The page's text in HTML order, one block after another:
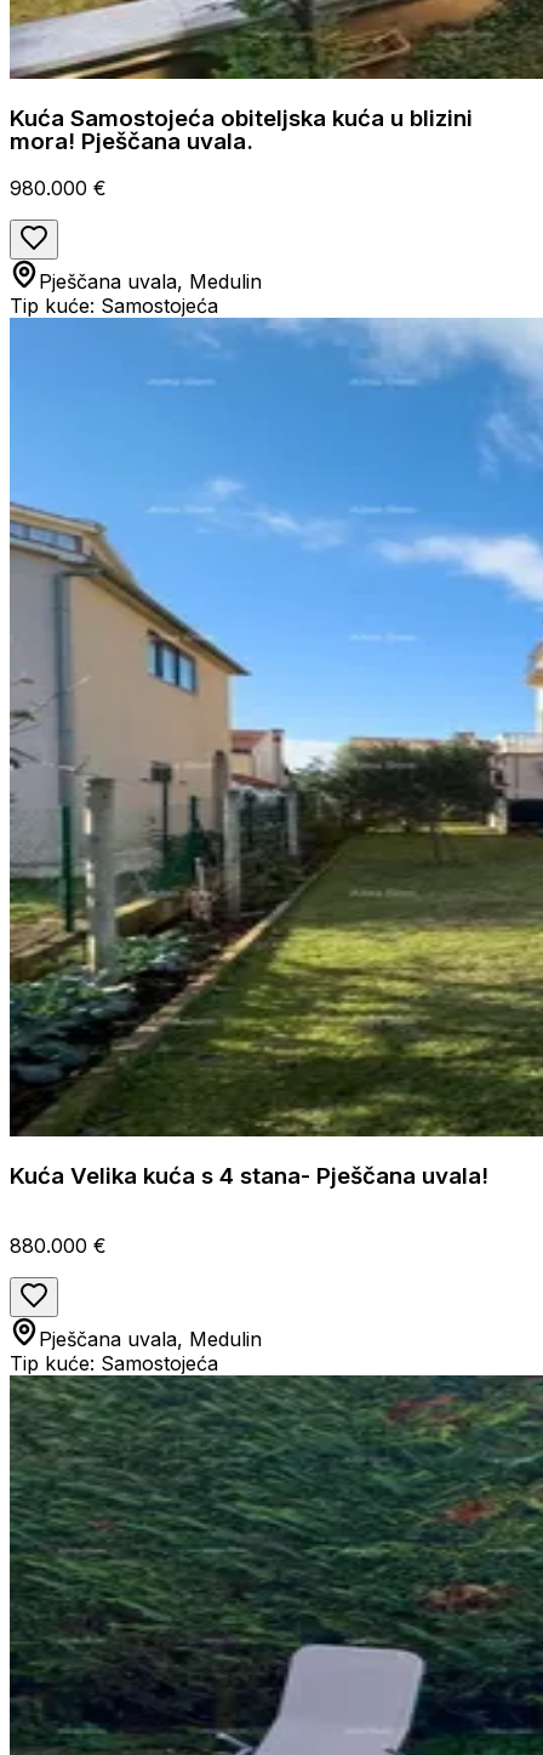
Kuća Samostojeća obiteljska kuća u blizini
mora! Pješčana uvala.
980.000 €
Pješčana uvala, Medulin
Tip kuće: Samostojeća
Kuća Velika kuća s 4 stana- Pješčana uvala!
880.000 €
Pješčana uvala, Medulin
Tip kuće: Samostojeća